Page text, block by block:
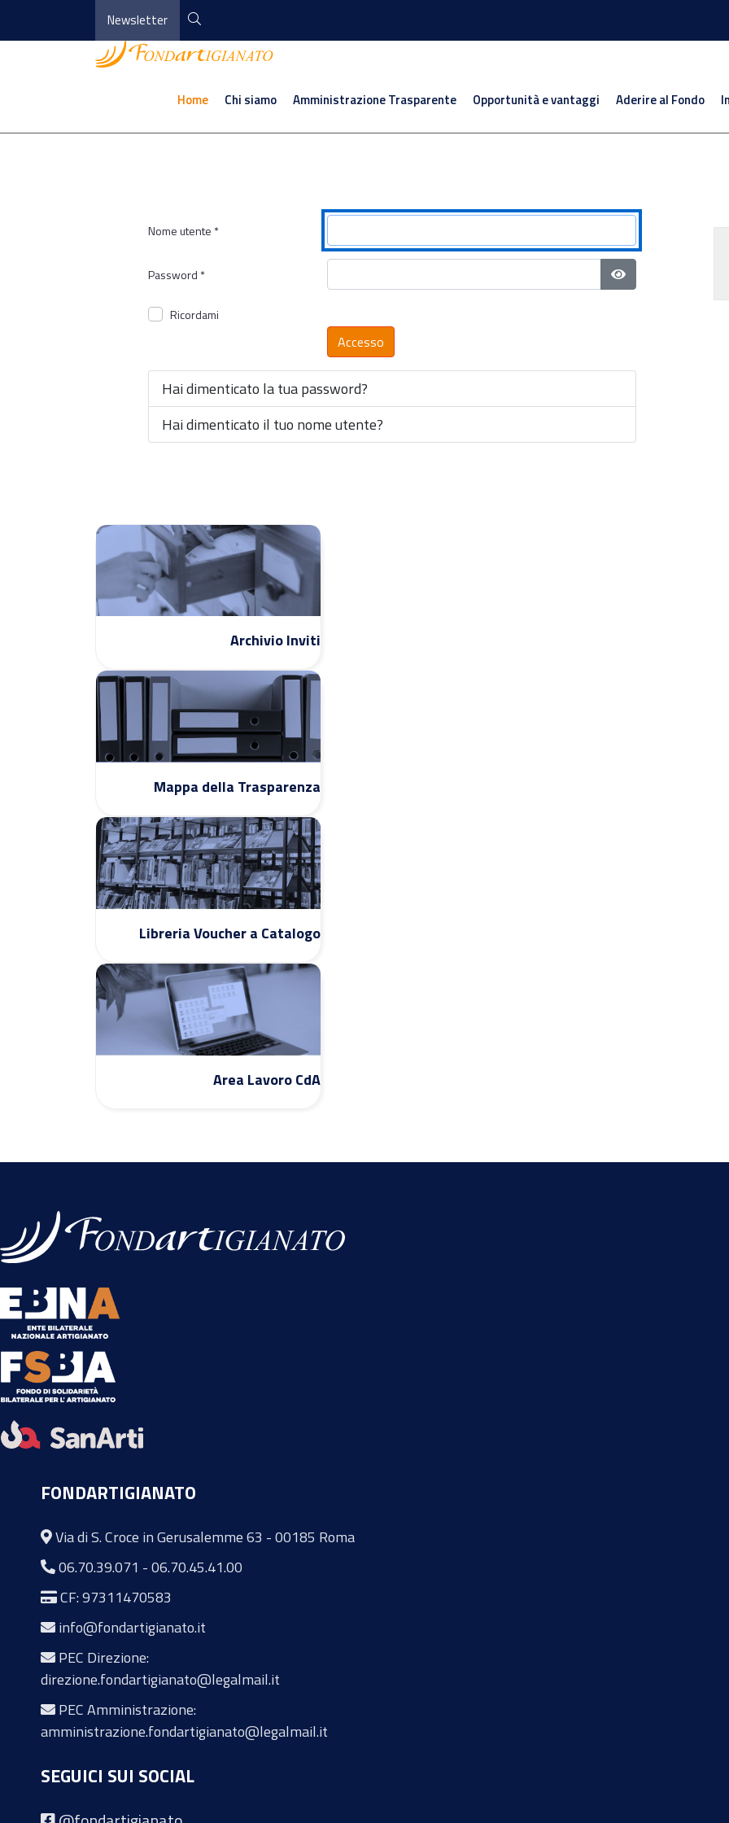
Newsletter
Home Chi siamo Amministrazione Trasparente Opportunità e vantaggi Aderire al Fondo
Nome utente *
Password *
Mostra password
Ricordami
Accesso
Hai dimenticato la tua password?
Hai dimenticato il tuo nome utente?
Archivio Inviti
Mappa della Trasparenza
Libreria Voucher a Catalogo
Area Lavoro CdA
FONDARTIGIANATO
Via di S. Croce in Gerusalemme 63 - 00185 Roma
06.70.39.071 -06.70.45.41.00
CF: 97311470583
info@fondartigianato.it
PEC Direzione:
direzione.fondartigianato@legalmail.it
PEC Amministrazione:
amministrazione.fondartigianato@legalmail.it
SEGUICI SUI SOCIAL